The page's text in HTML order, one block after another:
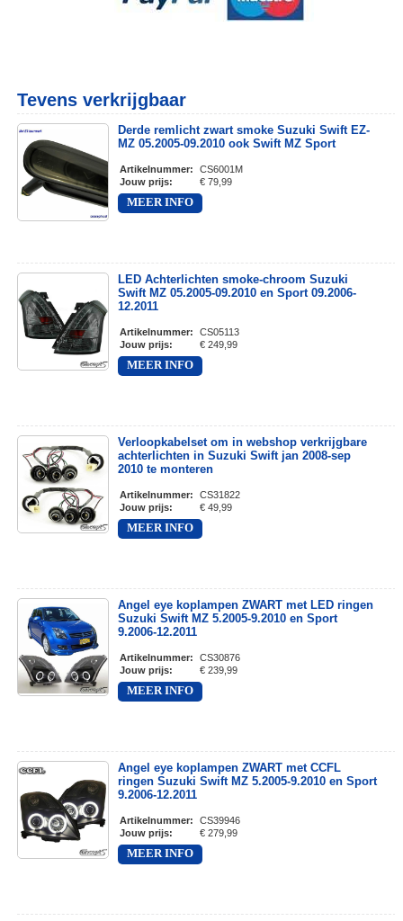
Tevens verkrijgbaar
Derde remlicht zwart smoke Suzuki Swift EZ-
MZ 05.2005-09.2010 ook Swift MZ Sport
Artikelnummer:
CS6001M
Jouw prijs: € 79,99
MEER INFO
LED Achterlichten smoke-chroom Suzuki
Swift MZ 05.2005-09.2010 en Sport 09.2006-
12.2011
Artikelnummer:
CS05113
Jouw prijs: € 249,99
MEER INFO
Verloopkabelset om in webshop verkrijgbare
achterlichten in Suzuki Swift jan 2008-sep
2010 te monteren
Artikelnummer:
CS31822
Jouw prijs: € 49,99
MEER INFO
Angel eye koplampen ZWART met LED ringen
Suzuki Swift MZ 5.2005-9.2010 en Sport
9.2006-12.2011
Artikelnummer:
CS30876
Jouw prijs: € 239,99
MEER INFO
Angel eye koplampen ZWART met CCFL
ringen Suzuki Swift MZ 5.2005-9.2010 en Sport
9.2006-12.2011
Artikelnummer:
CS39946
Jouw prijs: € 279,99
MEER INFO